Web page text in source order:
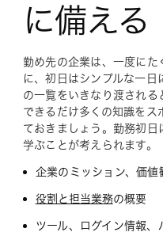
に備える
勤め先の企業は、一度にた
に、初日はシンプルな一日
の一覧をいきなり渡される
できるだけ多くの知識をス
ておきましょう。勤務初日
学ぶことが考えられます。
企業のミッション、価値
役割と担当業務の概要
ツール、ログイン情報、